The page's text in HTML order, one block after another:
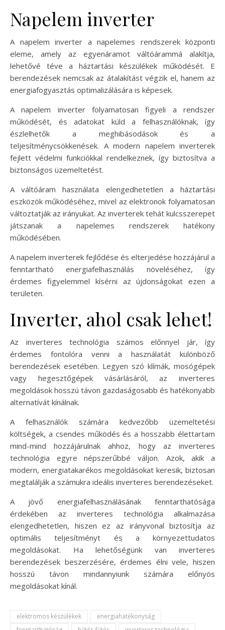
Napelem inverter
A napelem inverter a napelemes rendszerek központi
eleme, amely az egyenáramot váltóárammá alakítja,
lehetővé téve a háztartási készülékek működését. E
berendezések nemcsak az átalakítást végzik el, hanem az
energiafogyasztás optimalizálására is képesek.
A napelem inverter folyamatosan figyeli a rendszer
működését, és adatokat küld a felhasználóknak, így
észlelhetők a meghibásodások és a
teljesítménycsökkenések. A modern napelem inverterek
fejlett védelmi funkciókkal rendelkeznek, így biztosítva a
biztonságos üzemeltetést.
A váltóáram használata elengedhetetlen a háztartási
eszközök működéséhez, mivel az elektronok folyamatosan
változtatják az irányukat. Az inverterek tehát kulcsszerepet
játszanak a napelemes rendszerek hatékony
működésében.
A napelem inverterek fejlődése és elterjedése hozzájárul a
fenntartható energiafelhasználás növeléséhez, így
érdemes figyelemmel kísérni az újdonságokat ezen a
területen.
Inverter, ahol csak lehet!
Az inverteres technológia számos előnnyel jár, így
érdemes fontolóra venni a használatát különböző
berendezések esetében. Legyen szó klímák, mosógépek
vagy hegesztőgépek vásárlásáról, az inverteres
megoldások hosszú távon gazdaságosabb és hatékonyabb
alternatívát kínálnak.
A felhasználók számára kedvezőbb üzemeltetési
költségek, a csendes működés és a hosszabb élettartam
mind-mind hozzájárulnak ahhoz, hogy az inverteres
technológia egyre népszerűbbé váljon. Azok, akik a
modern, energiatakarékos megoldásokat keresik, biztosan
megtalálják a számukra ideális inverteres berendezéseket.
A jövő energiafelhasználásának fenntarthatósága
érdekében az inverteres technológia alkalmazása
elengedhetetlen, hiszen ez az irányvonal biztosítja az
optimális teljesítményt és a környezettudatos
megoldásokat. Ha lehetőségünk van inverteres
berendezések beszerzésére, érdemes élni vele, hiszen
hosszú távon mindannyiunk számára előnyös
megoldásokat kínál.
elektromos készülékek
energiahatékonyság